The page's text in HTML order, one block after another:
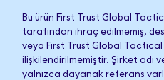
Bu ürün First Trust Global
tarafından ihraç edilmemiş,
veya First Trust Global
ilişkilendirilmemiştir. Şirket adı
yalnızca dayanak referans